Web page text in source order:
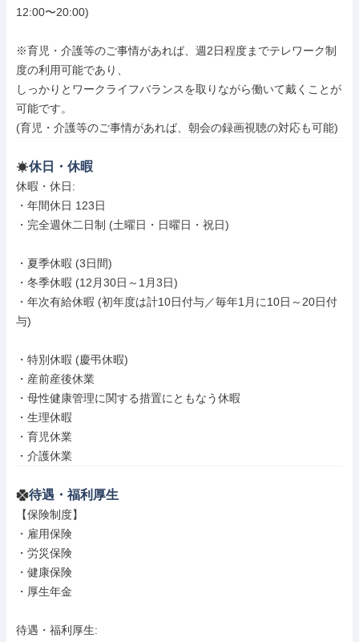
12:00〜20:00)
※育児・介護等のご事情があれば、週2日程度までテレワーク制
度の利用可能であり、
しっかりとワークライフバランスを取りながら働いて戴くことが
可能です。
(育児・介護等のご事情があれば、朝会の録画視聴の対応も可能)
休日・休暇
休暇・休日:
・年間休日 123日
・完全週休二日制 (土曜日・日曜日・祝日)
・夏季休暇 (3日間)
・冬季休暇 (12月30日～1月3日)
・年次有給休暇 (初年度は計10日付与／毎年1月に10日～20日付
与)
・特別休暇 (慶弔休暇)
・産前産後休業
・母性健康管理に関する措置にともなう休暇
・生理休暇
・育児休業
・介護休業
待遇・福利厚生
【保険制度】
・雇用保険
・労災保険
・健康保険
・厚生年金
待遇・福利厚生: